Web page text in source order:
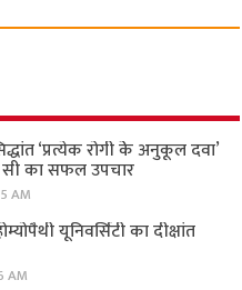
‘प्रत्येक रोगी केे अनुकूल दवा’
सी का सफल उपचार
AM
यूनिवर्सिटी का दीक्षांत
AM